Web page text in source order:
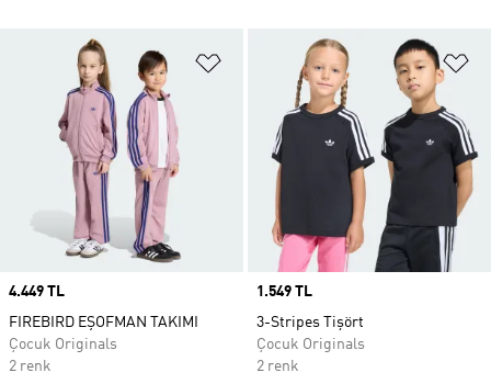
Favori Listesine Ekle
Price
4.449 TL
FIREBIRD EŞOFMAN TAKIMI
Çocuk Originals
2 renk
Price
1.549 TL
3-Stripes Tişört
Çocuk Originals
2 renk